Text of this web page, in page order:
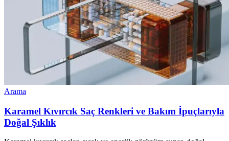
Arama
Karamel Kıvırcık Saç Renkleri ve Bakım İpuçlarıyla
Doğal Şıklık